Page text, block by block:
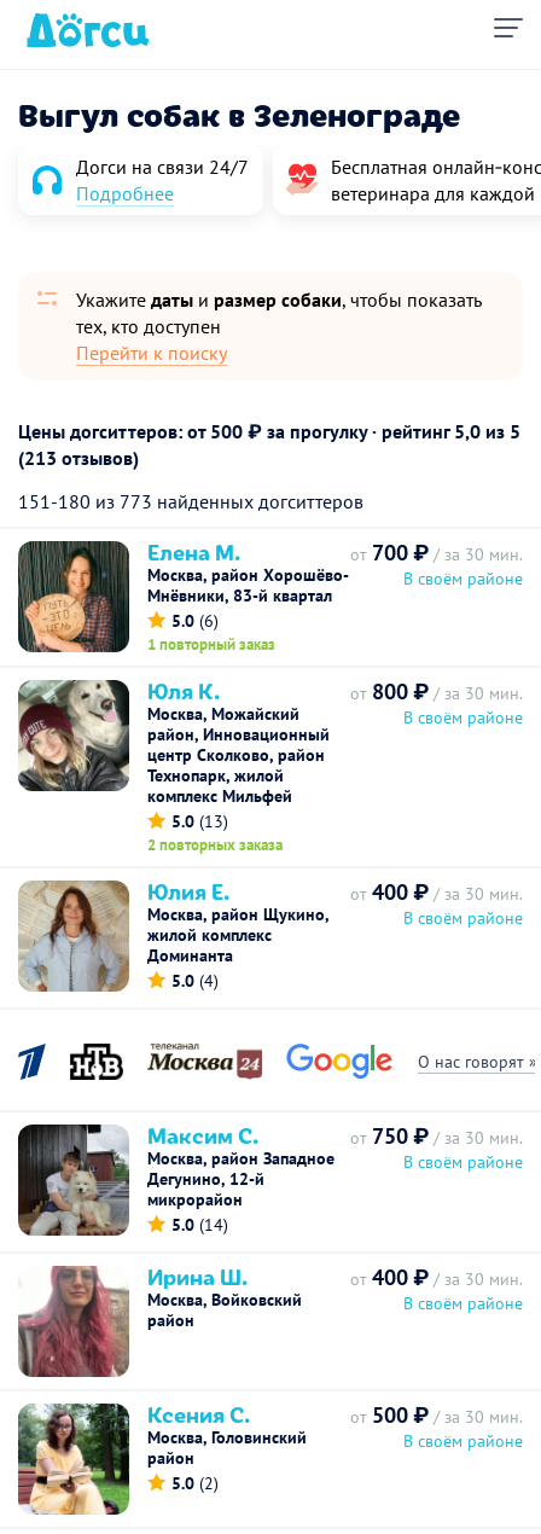
Выгул собак в Зеленограде
Догси на связи 24/7
Подробнее
Бесплатная
ветеринара для
Укажите даты и размер собаки, чтобы показать
тех, кто доступен
Перейти к поиску
Цены догситтеров: от 500 ₽ за прогулку · рейтинг 5,0 из 5
(213 отзывов)
151-180 из 773 найденных догситтеров
Елена М.
Москва, район Хорошёво-
Мнёвники, 83-й квартал
5.0 (6)
1 повторный заказ
от 700 ₽ / за 30 мин.
В своём районе
Юля К.
Москва, Можайский
район, Инновационный
центр Сколково, район
Технопарк, жилой
комплекс Мильфей
5.0 (13)
2 повторных заказа
от 800 ₽ / за 30 мин.
В своём районе
Юлия Е.
Москва, район Щукино,
жилой комплекс
Доминанта
5.0 (4)
от 400 ₽ / за 30 мин.
В своём районе
О нас говорят »
Максим С.
Москва, район Западное
Дегунино, 12-й
микрорайон
5.0 (14)
от 750 ₽ / за 30 мин.
В своём районе
Ирина Ш.
Москва, Войковский
район
от 400 ₽ / за 30 мин.
В своём районе
Ксения С.
Москва, Головинский
район
5.0 (2)
от 500 ₽ / за 30 мин.
В своём районе